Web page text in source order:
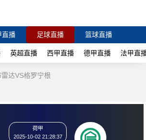
直播 足球直播 篮球直播
英超直播 西甲直播 德甲直播 法甲直
雷达VS格罗宁根